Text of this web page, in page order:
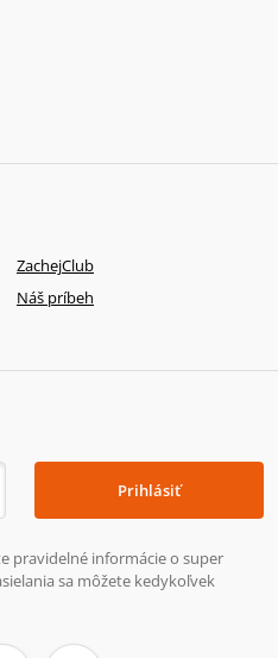
ZachejClub
Náš príbeh
Prihlásiť
pravidelné informácie o super
sa môžete kedykoľvek